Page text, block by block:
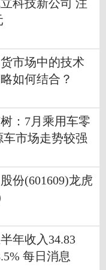
科技新公司 注
市场中的技术
如何结合？
：7月乘用车零
市场走势较强
份(601609)龙虎
年收入34.83
每日消息